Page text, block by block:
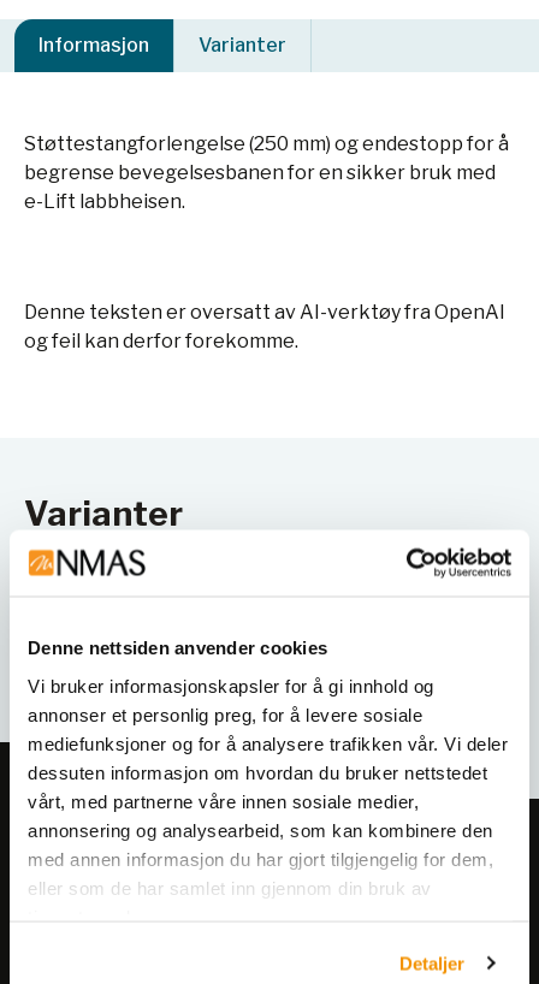
Denne nettsiden anvender cookies
Vi bruker informasjonskapsler for å gi innhold og
annonser et personlig preg, for å levere sosiale
mediefunksjoner og for å analysere trafikken vår. Vi deler
dessuten informasjon om hvordan du bruker nettstedet
vårt, med partnerne våre innen sosiale medier,
annonsering og analysearbeid, som kan kombinere den
med annen informasjon du har gjort tilgjengelig for dem,
eller som de har samlet inn gjennom din bruk av
Detaljer
Informasjon Varianter
Støttestangforlengelse (250 mm) og endestopp for å
begrense bevegelsesbanen for en sikker bruk med
e-Lift labbheisen.
Denne teksten er oversatt av AI-verktøy fra OpenAI
og feil kan derfor forekomme.
Varianter
Meld deg på vårt nyhetsbrev!
Få informasjon om produkter,